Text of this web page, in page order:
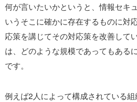
何が言いたいかというと、情報セキ
いうそこに確かに存在するものに対
応策を講じてその対応策を改善して
は、どのような規模であってもある
です。
例えば2人によって構成されている